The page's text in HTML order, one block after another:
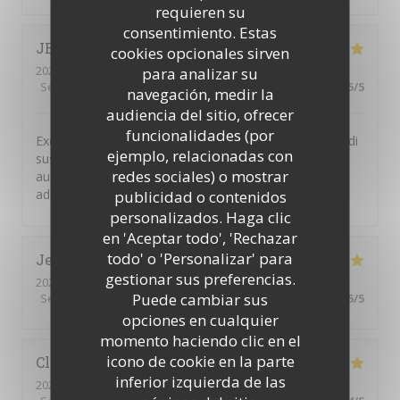
requieren su
consentimiento. Estas
cookies opcionales sirven
para analizar su
navegación, medir la
audiencia del sitio, ofrecer
funcionalidades (por
ejemplo, relacionadas con
redes sociales) o mostrar
publicidad o contenidos
personalizados. Haga clic
en 'Aceptar todo', 'Rechazar
todo' o 'Personalizar' para
gestionar sus preferencias.
Puede cambiar sus
opciones en cualquier
momento haciendo clic en el
icono de cookie en la parte
inferior izquierda de las
JEAN-MARIE F
2026-07-06
- 12:30 - Invitados 4
Servicio
Ambiente /5 Menú /5 Calidad / Precio 5/5
Excellent restaurant libanais. Le buffet à volonté du midi
suscite l enthousiasme de toutes les personnes
auxquelles je propose de déjeuner à cette très bonne
adresse.
Jean-FrançoisB
2026-07-12
- 13:00 - Invitados 6
Servicio
Ambiente:5 /5 Menú: 5/5 Calidad / Precio 5/5
Claudie
2026-07-11
- 20:00 - Invitados 4